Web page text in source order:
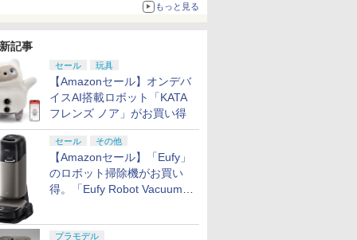
もっと見る
記事
セール 玩具
【Amazonセール】オンデバ
イスAI搭載ロボット「KATA
フレンズ ノア」がお買い得
セール その他
【Amazonセール】「Eufy」
のロボット掃除機がお買い
得。「Eufy Robot Vacuum
プラモデル